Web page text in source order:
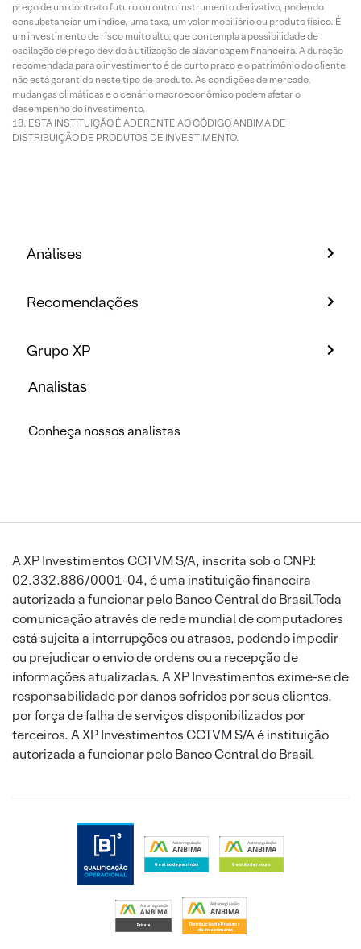
preço de um contrato futuro ou outro instrumento derivativo, podendo
consubstanciar um índice, uma taxa, um valor mobiliário ou produto físico. É
um investimento de risco muito alto, que contempla a possibilidade de
oscilação de preço devido à utilização de alavancagem financeira. A duração
recomendada para o investimento é de curto prazo e o patrimônio do cliente
não está garantido neste tipo de produto. As condições de mercado,
mudanças climáticas e o cenário macroeconômico podem afetar o
desempenho do investimento.
ESTA INSTITUIÇÃO É ADERENTE AO CÓDIGO ANBIMA DE
DISTRIBUIÇÃO DE PRODUTOS DE INVESTIMENTO.
Análises
Recomendações
Grupo XP
Analistas
Conheça nossos analistas
A XP Investimentos CCTVM S/A, inscrita sob o CNPJ:
02.332.886/0001-04, é uma instituição financeira
autorizada a funcionar pelo Banco Central do Brasil.Toda
comunicação através de rede mundial de computadores
está sujeita a interrupções ou atrasos, podendo impedir
ou prejudicar o envio de ordens ou a recepção de
informações atualizadas. A XP Investimentos exime-se de
responsabilidade por danos sofridos por seus clientes,
por força de falha de serviços disponibilizados por
terceiros. A XP Investimentos CCTVM S/A é instituição
autorizada a funcionar pelo Banco Central do Brasil.